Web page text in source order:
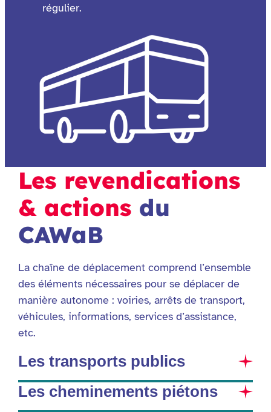
régulier.
Les revendications
& actions du
CAWaB
La chaîne de déplacement comprend l’ensemble
des éléments nécessaires pour se déplacer de
manière autonome : voiries, arrêts de transport,
véhicules, informations, services d’assistance,
etc.
Les transports publics
Les cheminements piétons